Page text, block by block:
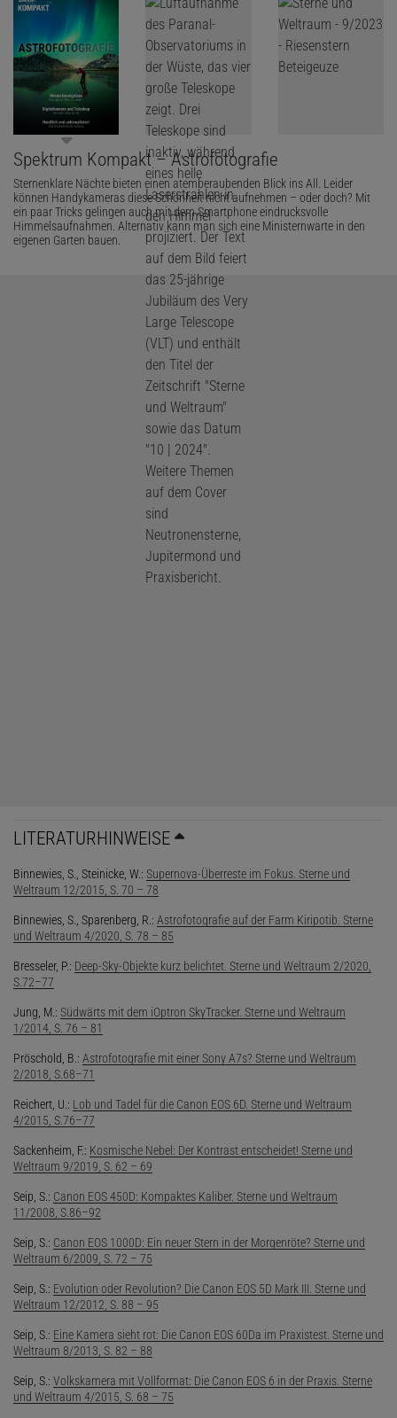
Spektrum Kompakt – Astrofotografie
Sternenklare Nächte bieten einen atemberaubenden Blick ins All. Leider
können Handykameras diese Schönheit nicht aufnehmen – oder doch? Mit
ein paar Tricks gelingen auch mit dem Smartphone eindrucksvolle
Himmelsaufnahmen. Alternativ kann man sich eine Ministernwarte in den
eigenen Garten bauen.
LITERATURHINWEISE
Binnewies, S., Steinicke, W.: Supernova-Überreste im Fokus. Sterne und
Weltraum 12/2015, S. 70 – 78
Binnewies, S., Sparenberg, R.: Astrofotografie auf der Farm Kiripotib. Sterne
und Weltraum 4/2020, S. 78 – 85
Bresseler, P.: Deep-Sky-Objekte kurz belichtet. Sterne und Weltraum 2/2020,
S.72–77
Jung, M.: Südwärts mit dem iOptron SkyTracker. Sterne und Weltraum
1/2014, S. 76 – 81
Pröschold, B.: Astrofotografie mit einer Sony A7s? Sterne und Weltraum
2/2018, S.68–71
Reichert, U.: Lob und Tadel für die Canon EOS 6D. Sterne und Weltraum
4/2015, S.76–77
Sackenheim, F.: Kosmische Nebel: Der Kontrast entscheidet! Sterne und
Weltraum 9/2019, S. 62 – 69
Seip, S.: Canon EOS 450D: Kompaktes Kaliber. Sterne und Weltraum
11/2008, S.86–92
Seip, S.: Canon EOS 1000D: Ein neuer Stern in der Morgenröte? Sterne und
Weltraum 6/2009, S. 72 – 75
Seip, S.: Evolution oder Revolution? Die Canon EOS 5D Mark III. Sterne und
Weltraum 12/2012, S. 88 – 95
Seip, S.: Eine Kamera sieht rot: Die Canon EOS 60Da im Praxistest. Sterne und
Weltraum 8/2013, S. 82 – 88
Seip, S.: Volkskamera mit Vollformat: Die Canon EOS 6 in der Praxis. Sterne
und Weltraum 4/2015, S. 68 – 75